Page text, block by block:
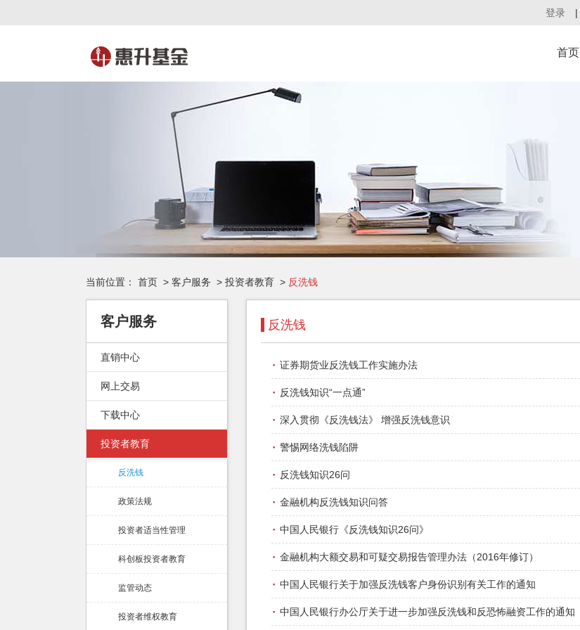
登录 |
首页
当前位置： 首页 > 客户服务 > 投资者教育 > 反洗钱
客户服务
直销中心
网上交易
下载中心
投资者教育
反洗钱
政策法规
投资者适当性管理
科创板投资者教育
监管动态
投资者维权教育
反洗钱
· 证券期货业反洗钱工作实施办法
· 反洗钱知识“一点通”
· 深入贯彻《反洗钱法》 增强反洗钱意识
· 警惕网络洗钱陷阱
· 反洗钱知识26问
· 金融机构反洗钱知识问答
· 中国人民银行《反洗钱知识26问》
· 金融机构大额交易和可疑交易报告管理办法（2016年修订）
· 中国人民银行关于加强反洗钱客户身份识别有关工作的通知
· 中国人民银行办公厅关于进一步加强反洗钱和反恐怖融资工作的通知